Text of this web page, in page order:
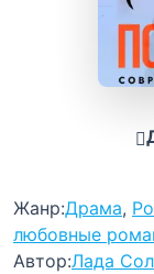
Жанр:Драма,
любовные
Автор:Лада